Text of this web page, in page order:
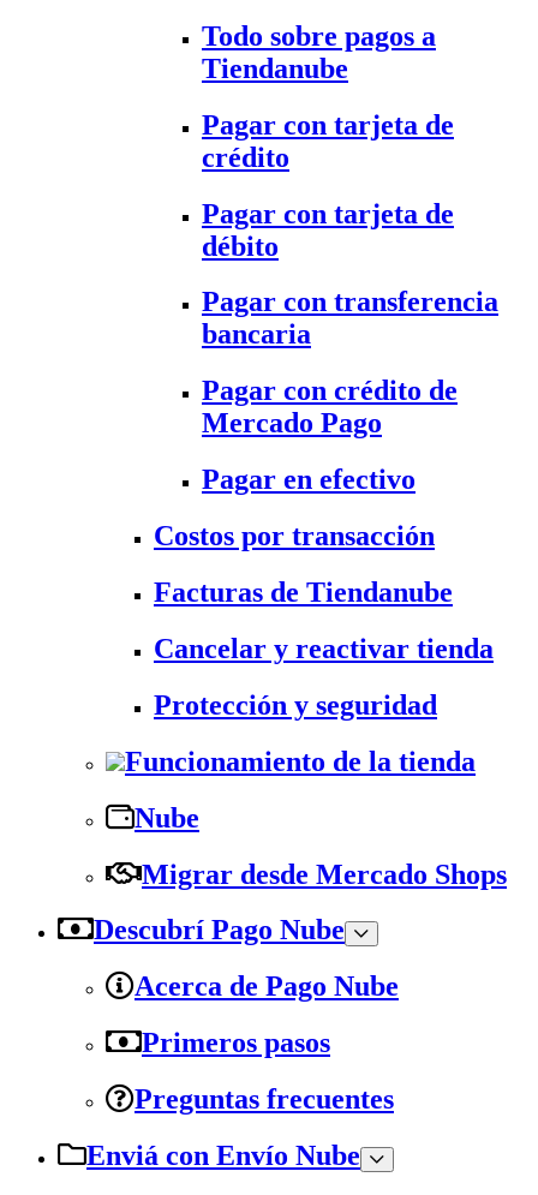
Todo sobre pagos a
Tiendanube
Pagar con tarjeta de
crédito
Pagar con tarjeta de
débito
Pagar con transferencia
bancaria
Pagar con crédito de
Mercado Pago
Pagar en efectivo
Costos por transacción
Facturas de Tiendanube
Cancelar y reactivar tienda
Protección y seguridad
Funcionamiento de la tienda
Nube
Migrar desde Mercado Shops
Descubrí Pago Nube
Acerca de Pago Nube
Primeros pasos
Preguntas frecuentes
Enviá con Envío Nube